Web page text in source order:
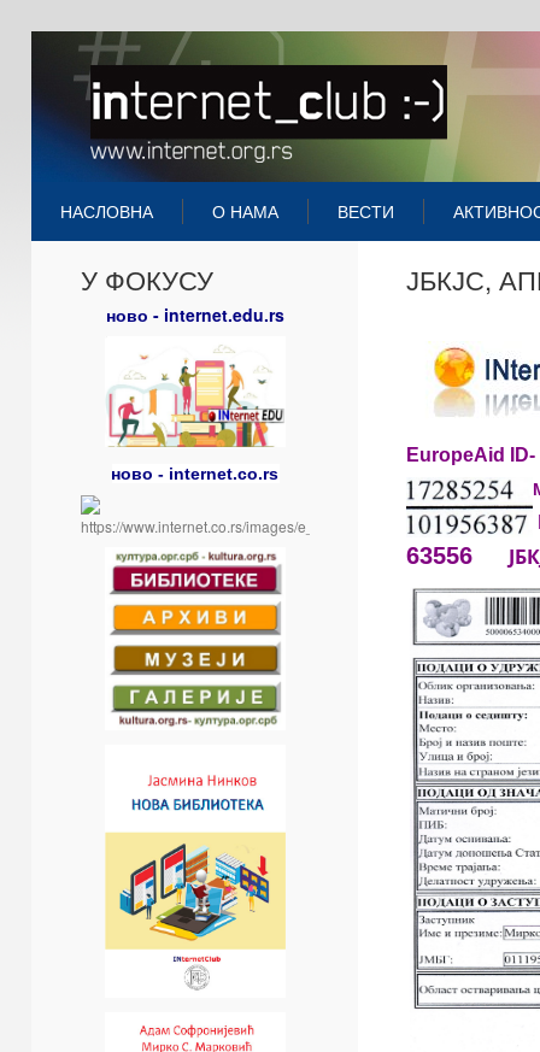
НАСЛОВНА О НАМА ВЕСТИ
У ФОКУСУ
ново - internet.edu.rs
ново - internet.co.rs
ЈБКЈС,
EuropeAid ID-
63556